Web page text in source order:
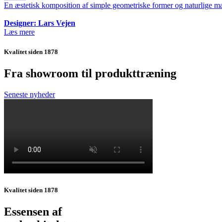
En æstetisk komposition af simple geometriske former og naturlige
Designer: Lars Vejen
Læs mere
Kvalitet siden 1878
Fra showroom til produkttræning
Seneste nyheder
Kvalitet siden 1878
Essensen af